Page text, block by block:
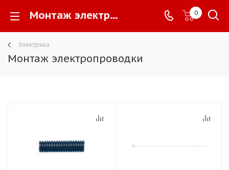
Монтаж электропроводки - 0
Электрика
Монтаж электропроводки